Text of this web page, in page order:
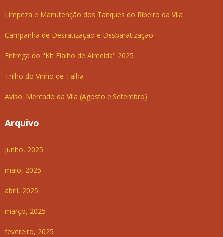
Limpeza e Manutenção dos Tanques do Ribeiro da Vila
Campanha de Desratização e Desbaratização
Entrega do "Kit Fialho de Almeida" 2025
Trilho do Vinho de Talha
Aviso: Mercado da Vila (Agosto e Setembro)
Arquivo
junho, 2025
maio, 2025
abril, 2025
março, 2025
fevereiro, 2025